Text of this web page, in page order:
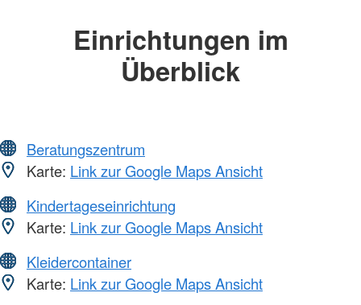
Einrichtungen im
Überblick
Beratungszentrum
Karte: Link zur Google Maps Ansicht
Kindertageseinrichtung
Karte: Link zur Google Maps Ansicht
Kleidercontainer
Karte: Link zur Google Maps Ansicht